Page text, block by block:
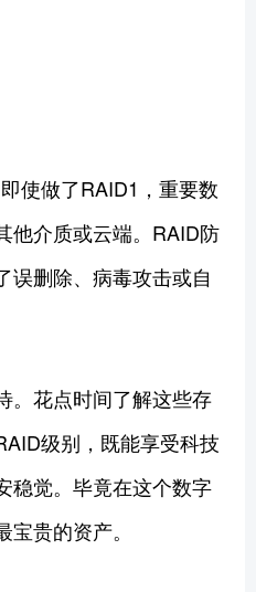
使做了RAID1，重要数
他介质或云端。RAID防
误删除、病毒攻击或自
。花点时间了解这些存
级别，既能享受科技
稳觉。毕竟在这个数字
贵的资产。